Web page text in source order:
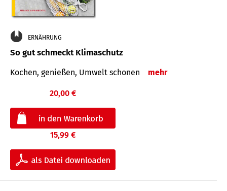
ERNÄHRUNG
So gut schmeckt Klimaschutz
Kochen, genießen, Umwelt schonen mehr
20,00 €
15,99 €